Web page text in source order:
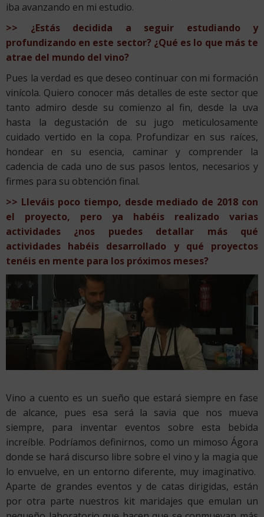
iba avanzando en mi estudio.
>> ¿Estás decidida a seguir estudiando y
profundizando en este sector? ¿Qué es lo que más te
atrae del mundo del vino?
Pues la verdad es que deseo continuar con mi formación
vinícola. Quiero conocer más detalles de este sector que
tanto admiro desde su comienzo al fin, desde la uva
hasta la degustación de su jugo meticulosamente
cuidado vertido en la copa. Profundizar en sus raíces,
hondear en su esencia, caminar y comprender la
cadencia de cada uno de sus pasos lentos, necesarios y
firmes para su obtención final.
>> Lleváis poco tiempo, desde mediado de 2018 con
el proyecto, pero ya habéis realizado varias
actividades ¿nos puedes detallar más qué
actividades habéis desarrollado y qué proyectos
tenéis en mente para los próximos meses?
Vino a cuento es un sueño que estará siempre en fase
de alcance, pues esa será la savia que nos mueva
siempre, para inventar eventos sobre esta bebida
increíble. Podríamos definirnos, como un mimoso Ágora
donde se hará discurso libre sobre el vino y la magia que
lo envuelve, en un entorno diferente, muy imaginativo.
Aparte de grandes eventos y de catas dirigidas, están
por otra parte nuestros kit maridajes que emulan un